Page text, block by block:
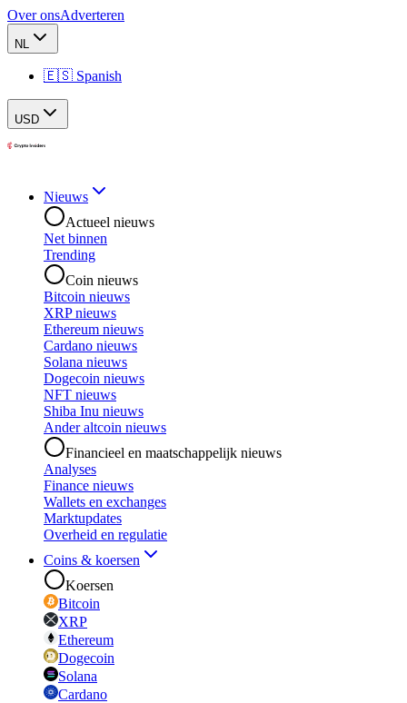
Over onsAdverteren
NL
🇪🇸 Spanish
USD
Nieuws
Actueel nieuws
Net binnen
Trending
Coin nieuws
Bitcoin nieuws
XRP nieuws
Ethereum nieuws
Cardano nieuws
Solana nieuws
Dogecoin nieuws
NFT nieuws
Shiba Inu nieuws
Ander altcoin nieuws
Financieel en maatschappelijk nieuws
Analyses
Finance nieuws
Wallets en exchanges
Marktupdates
Overheid en regulatie
Coins & koersen
Koersen
Bitcoin
XRP
Ethereum
Dogecoin
Solana
Cardano